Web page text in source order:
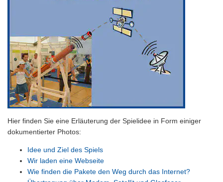
Hier finden Sie eine Erläuterung der Spielidee in Form einiger
dokumentierter Photos:
Idee und Ziel des Spiels
Wir laden eine Webseite
Wie finden die Pakete den Weg durch das Internet?